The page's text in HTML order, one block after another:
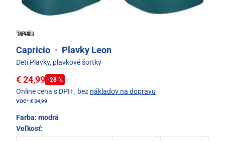
Capricio · Plavky Leon
Deti Plavky, plavkové šortky
€ 24,99 -28 %
Online cena s DPH , bez nákladov na dopravu
VOC*€ 34,99
Farba: modrá
Veľkosť: